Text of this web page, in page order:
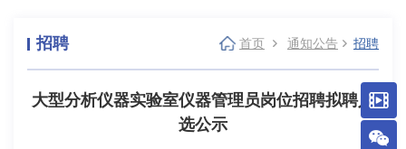
招聘 首页 通知公告 招聘
大型分析仪器实验室仪器管理员岗位招聘拟聘人
选公示